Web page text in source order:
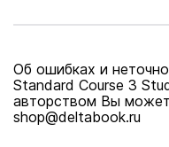
Об ошибках и
Standard Course 3
авторством Вы
shop@deltabook.ru